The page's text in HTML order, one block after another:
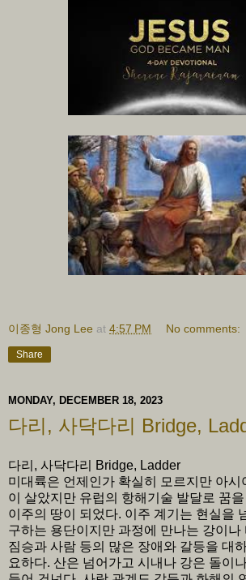
이종형 Jong Lee at 4:57 PM No comments:
Share
MONDAY, DECEMBER 18, 2023
다리, 사닥다리 Bridge,
다리, 사닥다리 Bridge, Ladder
미대륙은 언제인가 확실히 모르지만 아시
이 살았지만 유럽의 항해기술 발달로 꿈
이주의 땅이 되었다. 이주 계기는 현실을
구하는 용단이지만 과정에 만나는 강이나
짐승과 사람 등의 많은 장애와 갈등을 대
요하다. 산은 넘어가고 시내나 강은 돌이